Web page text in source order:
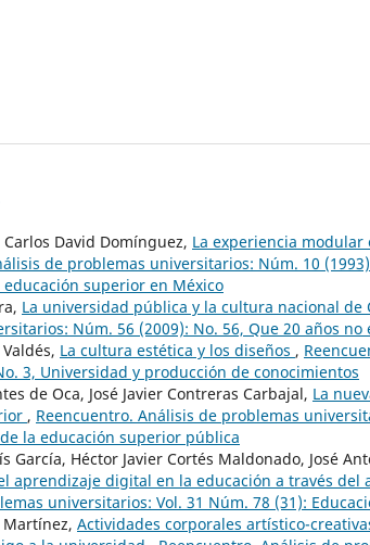
David Domínguez, La experiencia
de problemas universitarios: Núm. 10
superior en México
La universidad pública y la cultura nacional de
Núm. 56 (2009): No. 56, Que 20 años no
La cultura estética y los diseños ,
3, Universidad y producción de conocimientos
de Oca, José Javier Contreras Carbajal, La
, Reencuentro. Análisis de problemas
la educación superior pública
García, Héctor Javier Cortés Maldonado, José
aprendizaje digital en la educación a través del
universitarios: Vol. 31 Núm. 78 (31):
Martínez, Actividades corporales artístico-